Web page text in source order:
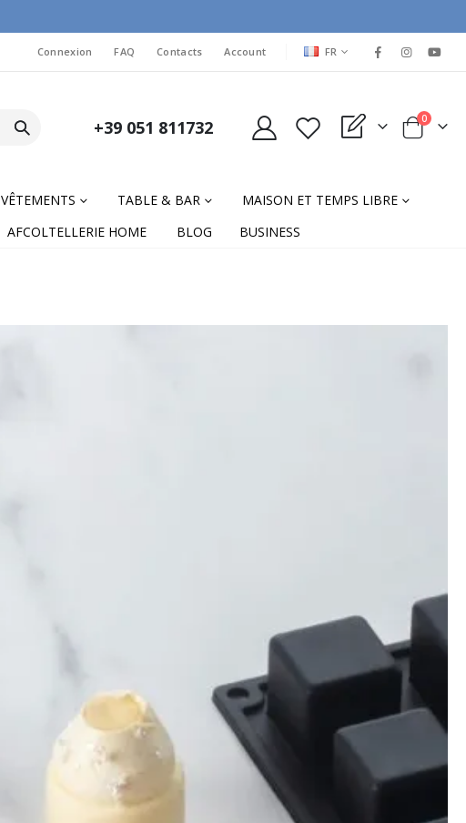
Connexion FAQ Contacts Account LANGUAGE
FR
+39 051 811732 My Quote Cart
0items
VÊTEMENTS TABLE & BAR
MAISON ET TEMPS LIBRE
AFCOLTELLERIE HOME BLOG BUSINESS